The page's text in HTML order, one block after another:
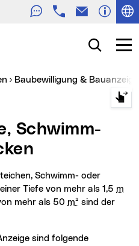
TelefonE-Mail
Suche
Baubewilligung & Bauanzeige
Tiefe von mehr als 1,5 m
mehr als 50 m² sind der